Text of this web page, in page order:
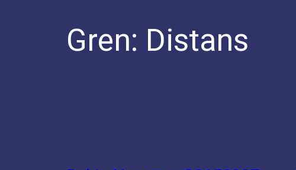
Gren: Distans